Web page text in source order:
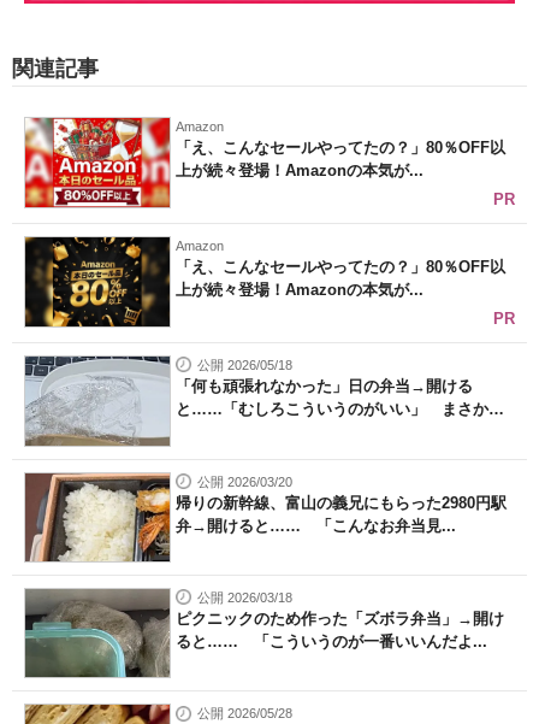
関連記事
Amazon
「え、こんなセールやってたの？」80％OFF以
上が続々登場！Amazonの本気が...
PR
Amazon
「え、こんなセールやってたの？」80％OFF以
上が続々登場！Amazonの本気が...
PR
公開 2026/05/18
「何も頑張れなかった」日の弁当→開ける
と……「むしろこういうのがいい」 まさか
公開 2026/03/20
帰りの新幹線、富山の義兄にもらった2980円駅
弁→開けると…… 「こんなお弁当見...
公開 2026/03/18
ピクニックのため作った「ズボラ弁当」→開け
ると…… 「こういうのが一番いいんだよ...
公開 2026/05/28